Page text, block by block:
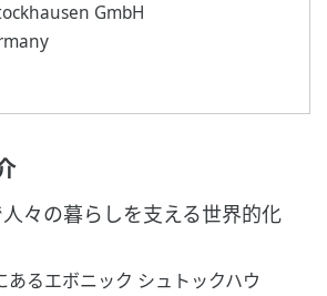
GmbH
々の暮らしを支える世界的化
あるエボニック シュトックハウ